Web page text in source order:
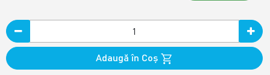
Adaugă în Coş